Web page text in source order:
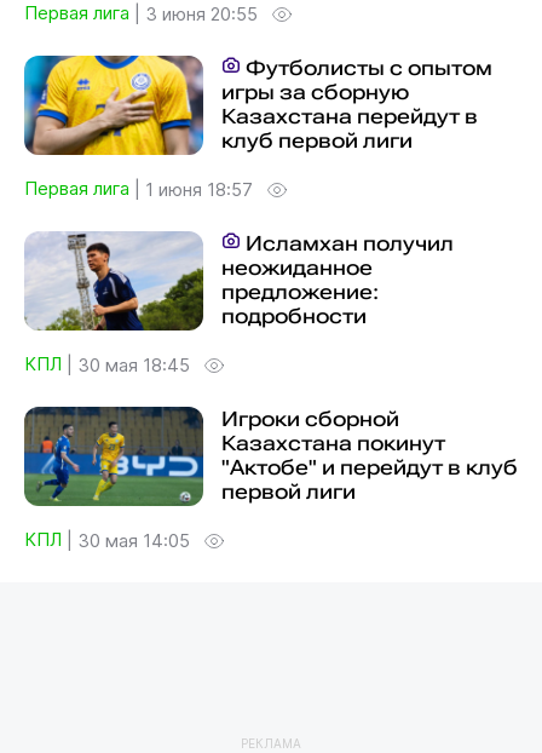
Первая лига 3 июня 20:55
игры за сборную
Казахстана перейдут в
клуб первой лиги
Первая лига 1 июня 18:57
неожиданное
предложение:
подробности
КПЛ 30 мая 18:45
Игроки сборной
Казахстана покинут
"Актобе" и перейдут в клуб
первой лиги
КПЛ 30 мая 14:05
РЕКЛАМА